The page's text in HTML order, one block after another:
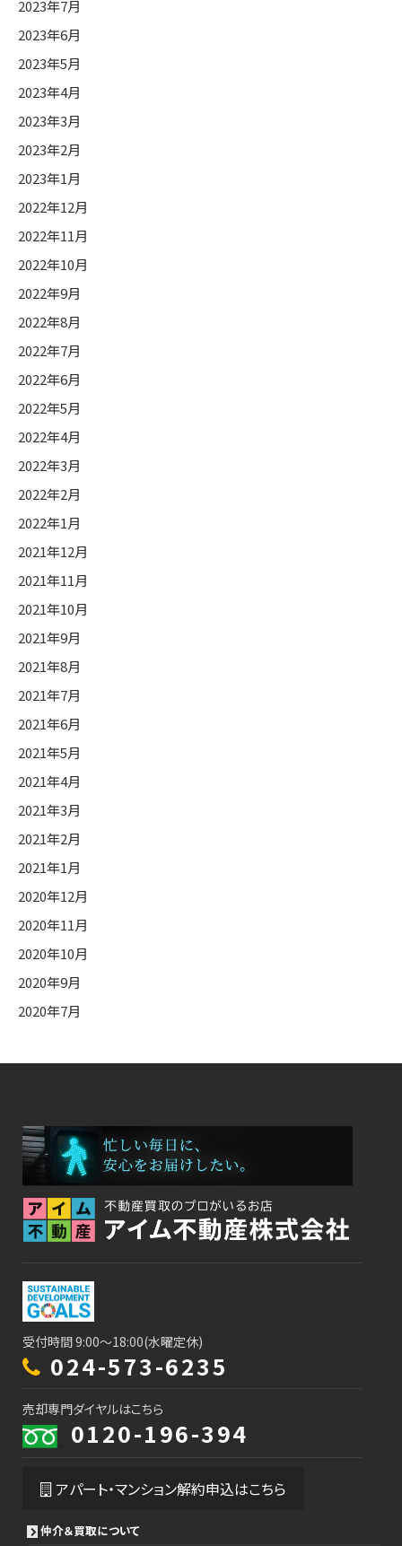
2023年7月
2023年6月
2023年5月
2023年4月
2023年3月
2023年2月
2023年1月
2022年12月
2022年11月
2022年10月
2022年9月
2022年8月
2022年7月
2022年6月
2022年5月
2022年4月
2022年3月
2022年2月
2022年1月
2021年12月
2021年11月
2021年10月
2021年9月
2021年8月
2021年7月
2021年6月
2021年5月
2021年4月
2021年3月
2021年2月
2021年1月
2020年12月
2020年11月
2020年10月
2020年9月
2020年7月
受付時間 9:00～18:00(水曜定休)
024-573-6235
売却専門ダイヤルはこちら
0120-196-394
アパート・マンション解約申込はこちら
仲介＆買取について